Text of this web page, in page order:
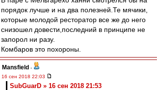
порядок лучше и на два полезней.Те мячики,
которые молодой ресторатор все же до него
снизошел довести,последний в принципе не
запорол ни разу.
Комбаров это похороны.
Mansfield -
16 сен 2018 22:03
SubGuarD » 16 сен 2018 21:53